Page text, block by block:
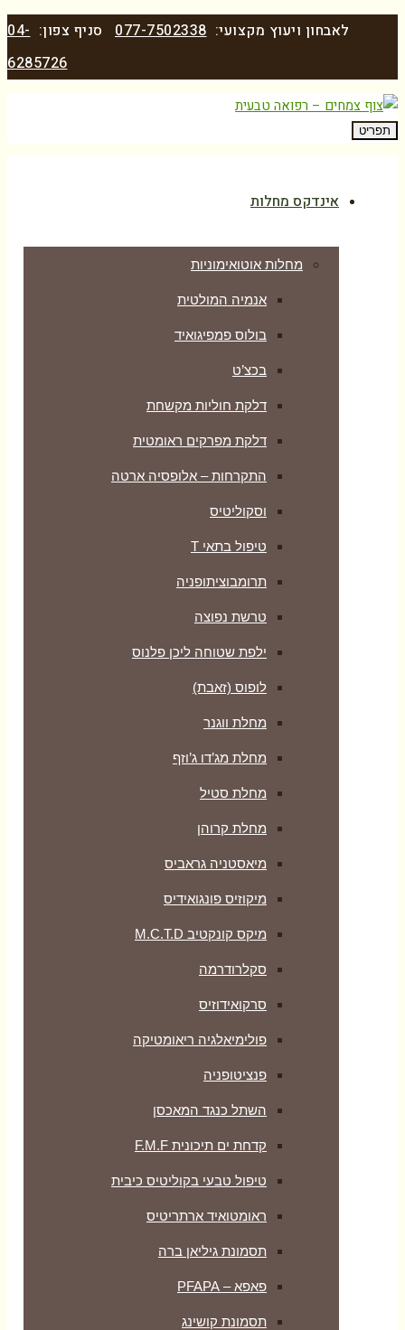
לאבחון ויעוץ מקצועי:077-7502338 סניף צפון:04-
6285726
תפריט
אינדקס מחלות
מחלות אוטואימוניות
אנמיה המולטית
בולוס פמפיגואיד
בכצ’ט
דלקת חוליות מקשחת
דלקת מפרקים ראומטית
התקרחות – אלופסיה ארטה
וסקוליטיס
טיפול בתאי T
תרומבוציתופניה
טרשת נפוצה
ילפת שטוחה ליכן פלנוס
לופוס (זאבת)
מחלת ווגנר
מחלת מג’דו ג’וזף
מחלת סטיל
מחלת קרוהן
מיאסטניה גראביס
מיקוזיס פונגואידיס
מיקס קונקטיב M.C.T.D
סקלרודרמה
סרקואידוזיס
פולימיאלגיה ריאומטיקה
‏פנציטופניה
השתל כנגד המאכסן
קדחת ים תיכונית F.M.F
טיפול טבעי בקוליטיס כיבית
ראומטואיד ארתריטיס
תסמונת גיליאן ברה
פאפא – PFAPA
תסמונת קושינג